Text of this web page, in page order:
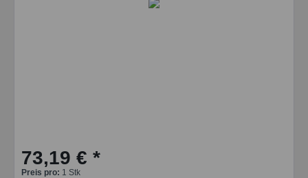
73,19 € *
Preis pro: 1 Stk